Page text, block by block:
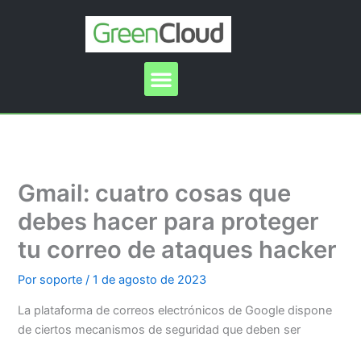
Menu
Gmail: cuatro cosas que
debes hacer para proteger
tu correo de ataques hacker
Por soporte/1 de agosto de 2023
La plataforma de correos electrónicos de Google dispone
de ciertos mecanismos de seguridad que deben ser